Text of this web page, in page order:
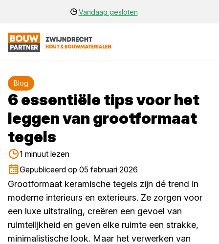
Vandaag gesloten
Blog
6 essentiële tips voor het
leggen van grootformaat
tegels
1 minuut lezen
Gepubliceerd op 05 februari 2026
Grootformaat keramische tegels zijn dé trend in
moderne interieurs en exterieurs. Ze zorgen voor
een luxe uitstraling, creëren een gevoel van
ruimtelijkheid en geven elke ruimte een strakke,
minimalistische look. Maar het verwerken van